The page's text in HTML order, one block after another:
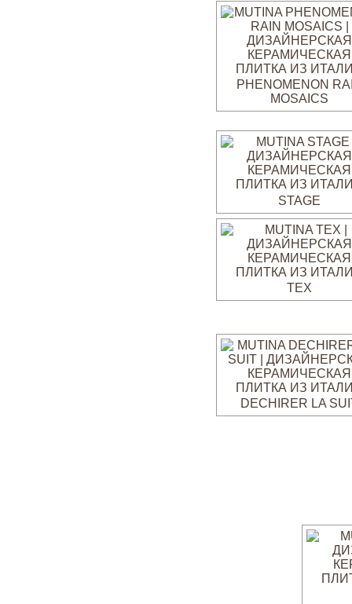
PHENOMENON
MOSAICS
STAGE
TEX
DECHIRER LA